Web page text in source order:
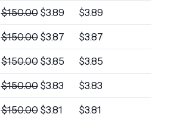
$150.00 $3.89 $3.89
$150.00 $3.87 $3.87
$150.00 $3.85 $3.85
$150.00 $3.83 $3.83
$150.00 $3.81 $3.81